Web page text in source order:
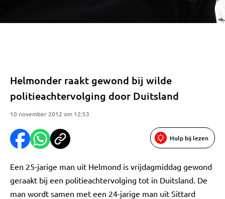
Helmonder raakt gewond bij wilde
politieachtervolging door Duitsland
10 november 2012 om 12:53
Hulp bij lezen
Een 25-jarige man uit Helmond is vrijdagmiddag gewond
geraakt bij een politieachtervolging tot in Duitsland. De
man wordt samen met een 24-jarige man uit Sittard